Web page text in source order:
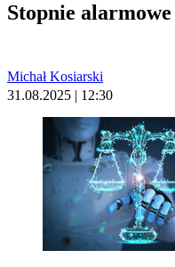
Stopnie
Michał Kosiarski
31.08.2025 | 12:30